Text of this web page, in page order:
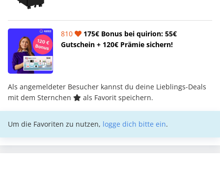
810
175€ Bonus bei quirion: 55€
Gutschein + 120€ Prämie sichern!
Als angemeldeter Besucher kannst du deine Lieblings-Deals
mit dem Sternchen
als Favorit speichern.
Um die Favoriten zu nutzen, logge dich bitte ein.